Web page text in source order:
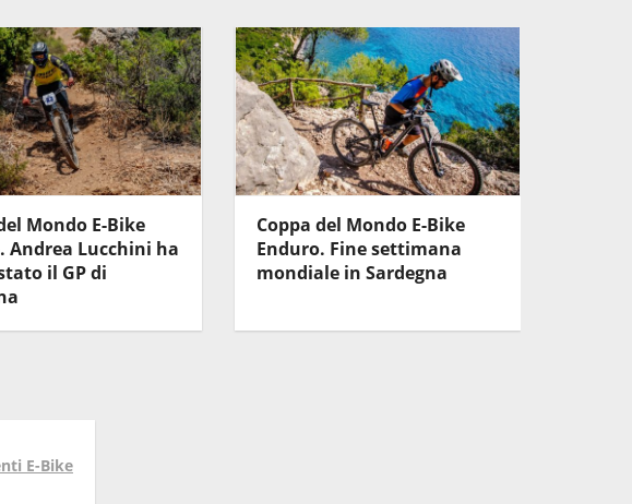
Mondo E-Bike
Andrea Lucchini ha
il GP di
Coppa del Mondo E-Bike
Enduro. Fine settimana
mondiale in Sardegna
E-Bike